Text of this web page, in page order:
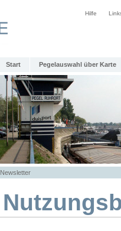
Hilfe
Start Pegelauswahl über Karte
Newsletter